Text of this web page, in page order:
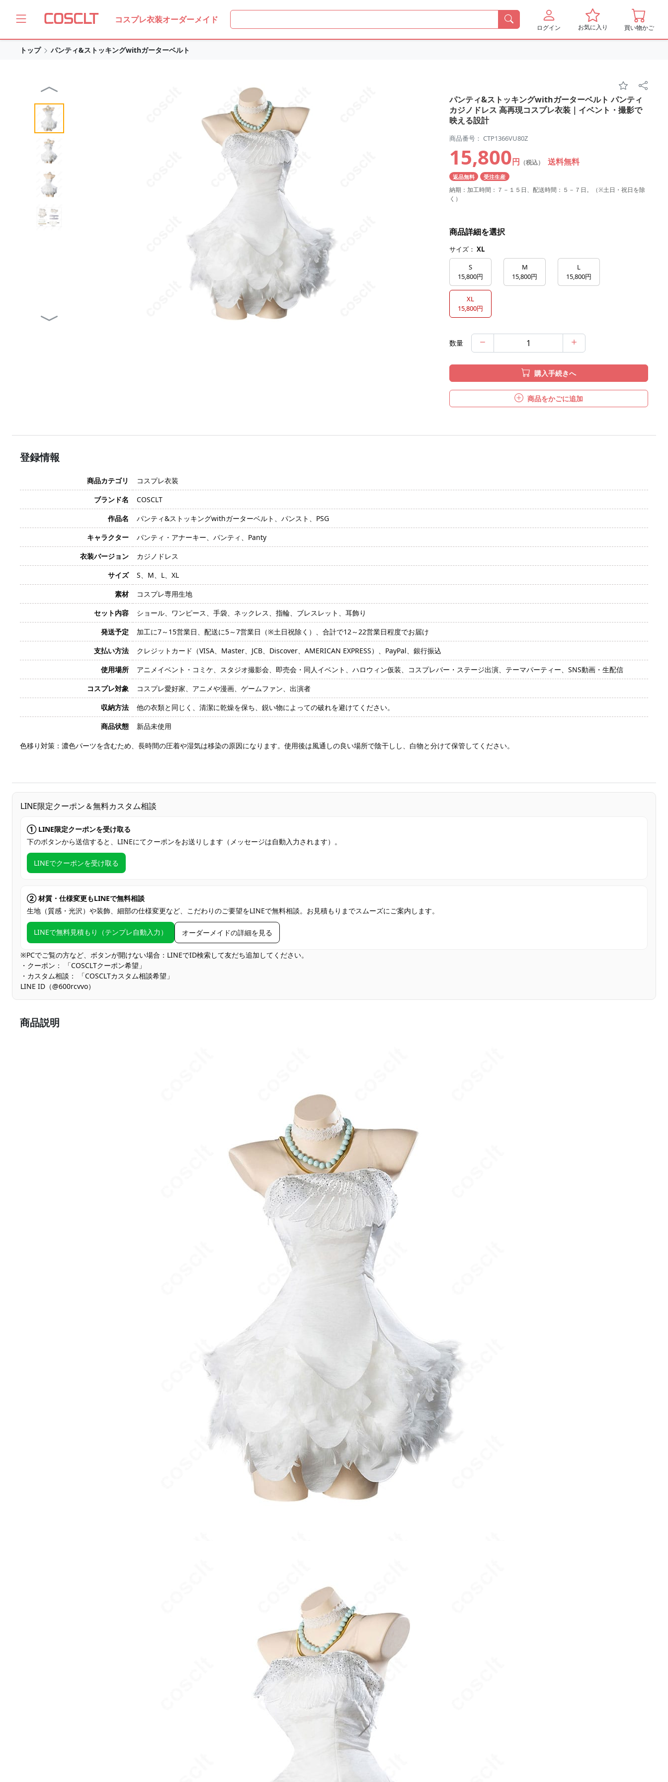
コスプレ衣装オーダーメイド
ログイン お気に入り 買い物かご
トップ パンティ&ストッキングwithガーターベルト
パンティ&ストッキングwithガーターベルト パンティ
カジノドレス 高再現コスプレ衣装｜イベント・撮影で
映える設計
商品番号： CTP1366VU80Z
15,800円 （税込） 送料無料
返品無料 受注生産
納期：加工時間：７－１５日、配送時間：５－７日。（※土日・祝日を除
く）
商品詳細を選択
サイズ： XL
S
15,800円
M
15,800円
L
15,800円
XL
15,800円
数量
購入手続きへ
商品をかごに追加
登録情報
商品カテゴリ
コスプレ衣装
ブランド名
COSCLT
作品名
パンティ&ストッキングwithガーターベルト、パンスト、PSG
キャラクター
パンティ・アナーキー、パンティ、Panty
衣装バージョン
カジノドレス
サイズ
S、M、L、XL
素材
コスプレ専用生地
セット内容
ショール、ワンピース、手袋、ネックレス、指輪、ブレスレット、耳飾り
発送予定
加工に7～15営業日、配送に5～7営業日（※土日祝除く）、合計で12～22営業日程度でお届け
支払い方法
クレジットカード（VISA、Master、JCB、Discover、AMERICAN EXPRESS）、PayPal、銀行振込
使用場所
アニメイベント・コミケ、スタジオ撮影会、即売会・同人イベント、ハロウィン仮装、コスプレバー・ステージ出演、テーマパーティー、SNS動画・生配信
コスプレ対象
コスプレ愛好家、アニメや漫画、ゲームファン、出演者
収納方法
他の衣類と同じく、清潔に乾燥を保ち、鋭い物によっての破れを避けてください。
商品状態
新品未使用
色移り対策：濃色パーツを含むため、長時間の圧着や湿気は移染の原因になります。使用後は風通しの良い場所で陰干しし、白物と分けて保管してください。
LINE限定クーポン＆無料カスタム相談
① LINE限定クーポンを受け取る
下のボタンから送信すると、LINEにてクーポンをお送りします（メッセージは自動入力されます）。
LINEでクーポンを受け取る
② 材質・仕様変更もLINEで無料相談
生地（質感・光沢）や装飾、細部の仕様変更など、こだわりのご要望をLINEで無料相談。お見積もりまでスムーズにご案内します。
LINEで無料見積もり（テンプレ自動入力） オーダーメイドの詳細を見る
※PCでご覧の方など、ボタンが開けない場合：LINEでID検索して友だち追加してください。
・クーポン： 「COSCLTクーポン希望」
・カスタム相談： 「COSCLTカスタム相談希望」
LINE ID（@600rcvvo）
商品説明